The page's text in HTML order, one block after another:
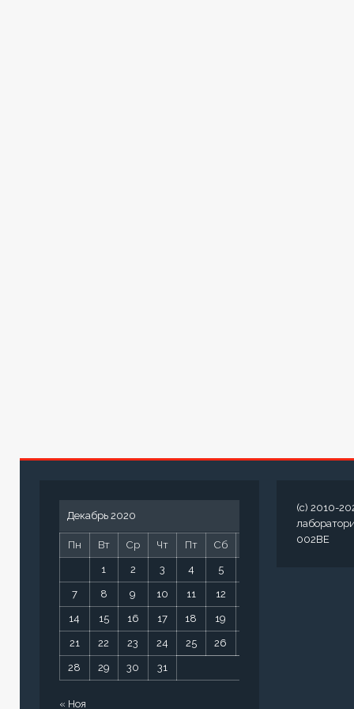
Декабрь 2020
Пн Вт Ср Чт Пт Сб
1 2 3 4 5
7 8 9 10 11 12
14 15 16 17 18 19
21 22 23 24 25 26
28 29 30 31
« Ноя
(c) 2010-
002BE